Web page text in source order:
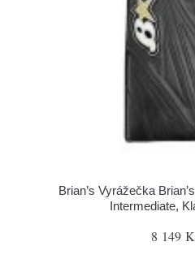
Brian’s Vyrážečka
Intermediate,
8 149